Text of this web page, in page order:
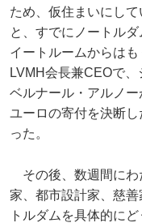
ため、仮住まいにし
と、すでにノートル
イートルームからはも
LVMH会長兼CEOで
ベルナール・アルノ
ユーロの寄付を決断
った。
その後、数週間にわ
家、都市設計家、慈
トルダムを具体的に